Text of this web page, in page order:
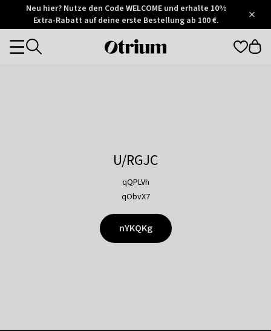
Otrium
Trustpilot
Neu hier? Nutze den Code WELCOME und erhalte 10%
Extra-Rabatt auf deine erste Bestellung ab 100 €.
Otrium
Categories
U/RGJC
qQPLVh
qObvX7
nYKQKg